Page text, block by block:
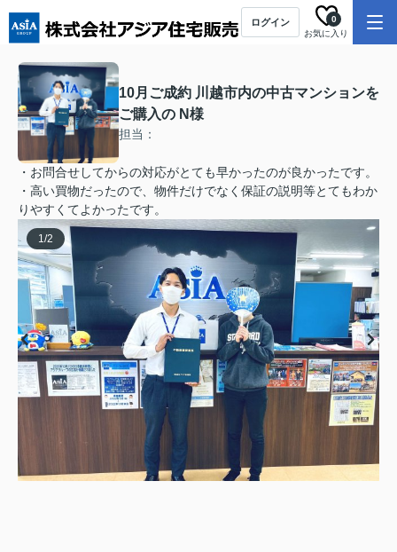
ログイン
お気に入り
0
10月ご成約 川越市内の中古マンションを
ご購入の N様
担当：
・お問合せしてからの対応がとても早かったのが良かったです。
・高い買物だったので、物件だけでなく保証の説明等とてもわか
りやすくてよかったです。
1/2